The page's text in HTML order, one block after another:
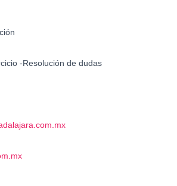
-Resolución de dudas